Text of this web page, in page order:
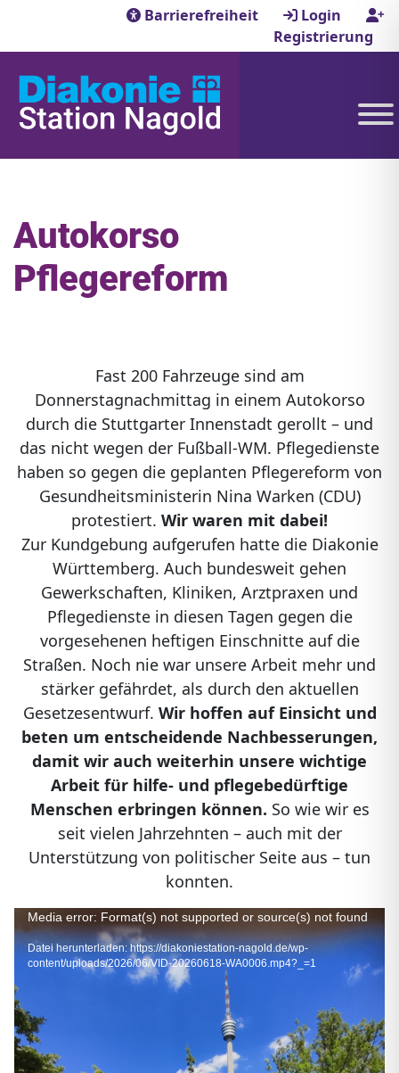
Barrierefreiheit
Login
Registrierung
Autokorso
Pflegereform
Fast 200 Fahrzeuge sind am
Donnerstagnachmittag in einem Autokorso
durch die Stuttgarter Innenstadt gerollt – und
das nicht wegen der Fußball-WM. Pflegedienste
haben so gegen die geplanten Pflegereform von
Gesundheitsministerin Nina Warken (CDU)
protestiert. Wir waren mit dabei!
Zur Kundgebung aufgerufen hatte die Diakonie
Württemberg. Auch bundesweit gehen
Gewerkschaften, Kliniken, Arztpraxen und
Pflegedienste in diesen Tagen gegen die
vorgesehenen heftigen Einschnitte auf die
Straßen. Noch nie war unsere Arbeit mehr und
stärker gefährdet, als durch den aktuellen
Gesetzesentwurf. Wir hoffen auf Einsicht und
beten um entscheidende Nachbesserungen,
damit wir auch weiterhin unsere wichtige
Arbeit für hilfe- und pflegebedürftige
Menschen erbringen können. So wie wir es
seit vielen Jahrzehnten – auch mit der
Unterstützung von politischer Seite aus – tun
konnten.
Video-
Player
Media error: Format(s) not supported or source(s) not found
Datei herunterladen: https://diakoniestation-nagold.de/wp-
content/uploads/2026/06/VID-20260618-WA0006.mp4?_=1